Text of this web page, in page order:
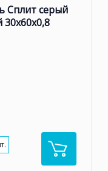
Сплит серый